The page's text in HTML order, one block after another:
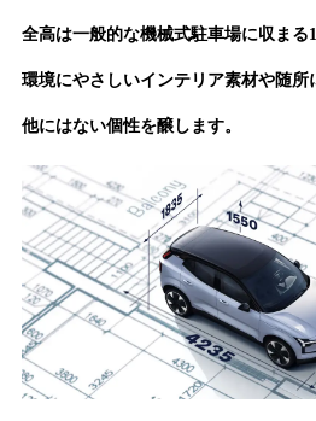
全高は一般的な機械式駐車場に収まる
環境にやさしいインテリア素材や随所
他にはない個性を醸します。